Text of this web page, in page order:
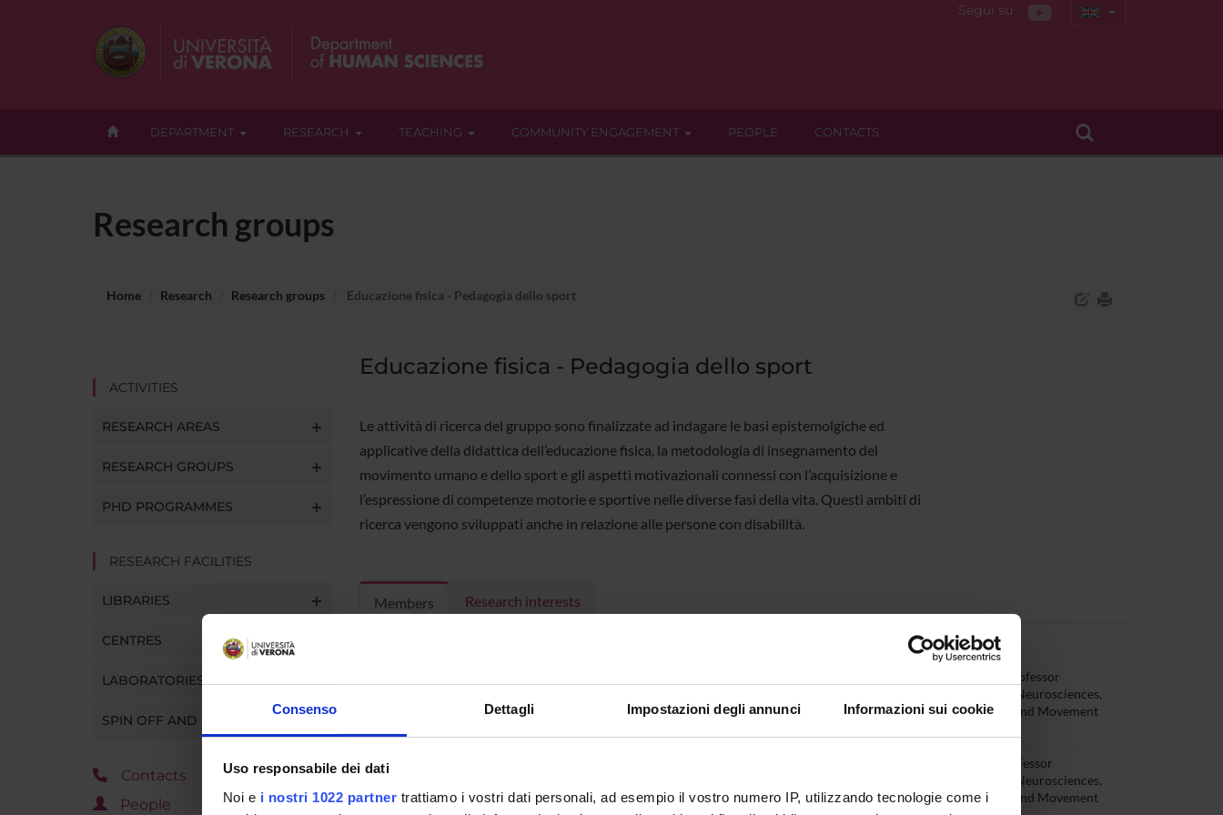
Consenso Dettagli Impostazioni degli annunci Informazioni sui cookie
Uso responsabile dei dati
Noi e i nostri 1022 partner trattiamo i vostri dati personali, ad esempio il vostro numero IP, utilizzando tecnologie come i
Segui su
DEPARTMENT RESEARCH TEACHING COMMUNITY ENGAGEMENT PEOPLE CONTACTS
Research groups
Home Research Research groups Educazione fisica - Pedagogia dello sport
ACTIVITIES
RESEARCH AREAS
RESEARCH GROUPS
PHD PROGRAMMES
RESEARCH FACILITIES
LIBRARIES
CENTRES
LABORATORIES
SPIN OFF AND COMPANIES
Contacts
People
Educazione fisica - Pedagogia dello sport
Le attività di ricerca del gruppo sono finalizzate ad indagare le basi epistemolgiche ed
applicative della didattica dell’educazione fisica, la metodologia di insegnamento del
movimento umano e dello sport e gli aspetti motivazionali connessi con l’acquisizione e
l’espressione di competenze motorie e sportive nelle diverse fasi della vita. Questi ambiti di
ricerca vengono sviluppati anche in relazione alle persone con disabilità.
Members Research interests
Biomedicine and Movement
Chiara Milanese
Biomedicine and Movement
Temporary Professor
(Department Neurosciences,
Biomedicine and Movement
Associate Professor
(Department Neurosciences,
Biomedicine and Movement